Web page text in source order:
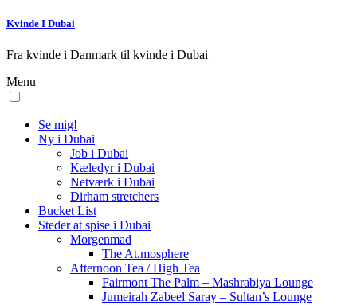
Kvinde I Dubai
Fra kvinde i Danmark til kvinde i Dubai
Menu
Se mig!
Ny i Dubai
Job i Dubai
Kæledyr i Dubai
Netværk i Dubai
Dirham stretchers
Bucket List
Steder at spise i Dubai
Morgenmad
The At.mosphere
Afternoon Tea / High Tea
Fairmont The Palm – Mashrabiya Lounge
Jumeirah Zabeel Saray – Sultan’s Lounge